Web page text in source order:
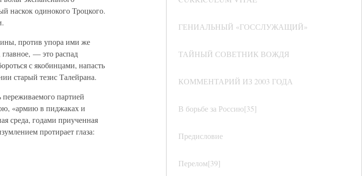
ГЕНИАЛЬНЫЙ «ГОССЛУЖАЩИЙ»
ТАЙНЫЙ СОВЕТНИК ВОЖДЯ
КОММЕНТАРИЙ ИЗ 2003 ГОДА
В борьбе за Россию[35]
Предисловие
Перелом[39]
наскок одинокого Троцкого.
против упора ими же
— это распад
с якобинцами, напасть
старый тезис Талейрана.
партией
«армию в пиджаках и
среда, годами приученная
протирает глаза: